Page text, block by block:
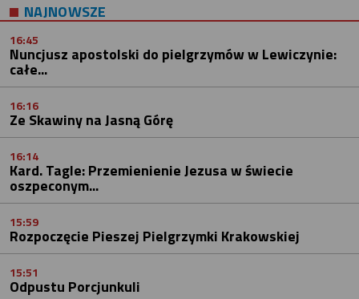
NAJNOWSZE
16:45
Nuncjusz apostolski do pielgrzymów w Lewiczynie:
całe...
16:16
Ze Skawiny na Jasną Górę
16:14
Kard. Tagle: Przemienienie Jezusa w świecie
oszpeconym...
15:59
Rozpoczęcie Pieszej Pielgrzymki Krakowskiej
15:51
Odpustu Porcjunkuli